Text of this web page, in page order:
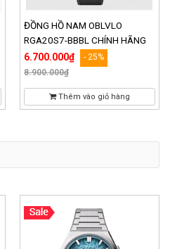
ĐỒNG HỒ NAM OBLVLO
RGA20S7-BBBL CHÍNH HÃNG
CAO CẤP VÀ CHẤT LƯỢNG
6.700.000₫
- 25%
8.900.000₫
Thêm vào giỏ hàng